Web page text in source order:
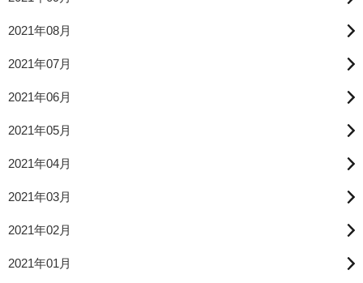
2021年08月
2021年07月
2021年06月
2021年05月
2021年04月
2021年03月
2021年02月
2021年01月